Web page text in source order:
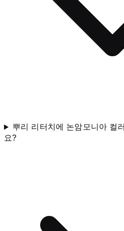
뿌리 리터치에 논암모니아 컬
요?